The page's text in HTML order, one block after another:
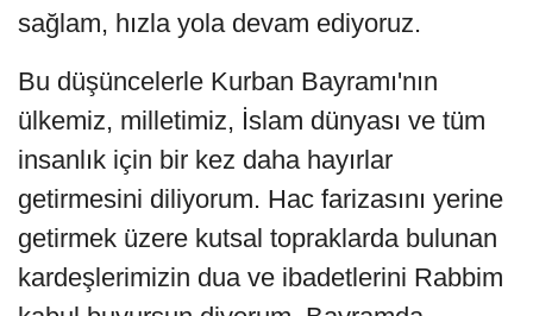
sağlam, hızla yola devam ediyoruz.
Bu düşüncelerle Kurban Bayramı'nın
ülkemiz, milletimiz, İslam dünyası ve tüm
insanlık için bir kez daha hayırlar
getirmesini diliyorum. Hac farizasını yerine
getirmek üzere kutsal topraklarda bulunan
kardeşlerimizin dua ve ibadetlerini Rabbim